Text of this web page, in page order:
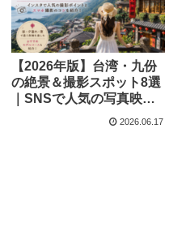
【2026年版】台湾・九份
の絶景＆撮影スポット8選
｜SNSで人気の写真映え
2026.06.17